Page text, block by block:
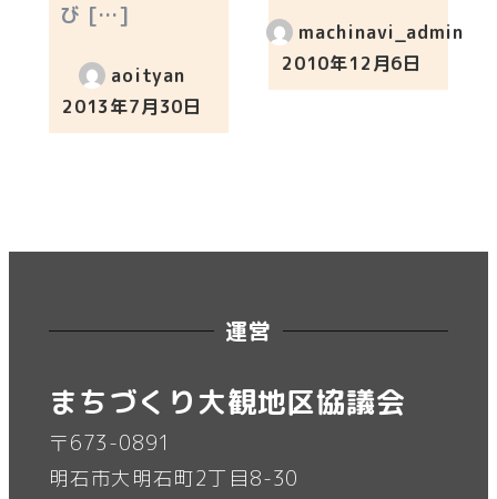
び […]
aoityan
投稿日
2013年7月30日
machinavi_admin
投稿日
2010年12月6日
運営
まちづくり大観地区協議会
〒673-0891
明石市大明石町2丁目8-30